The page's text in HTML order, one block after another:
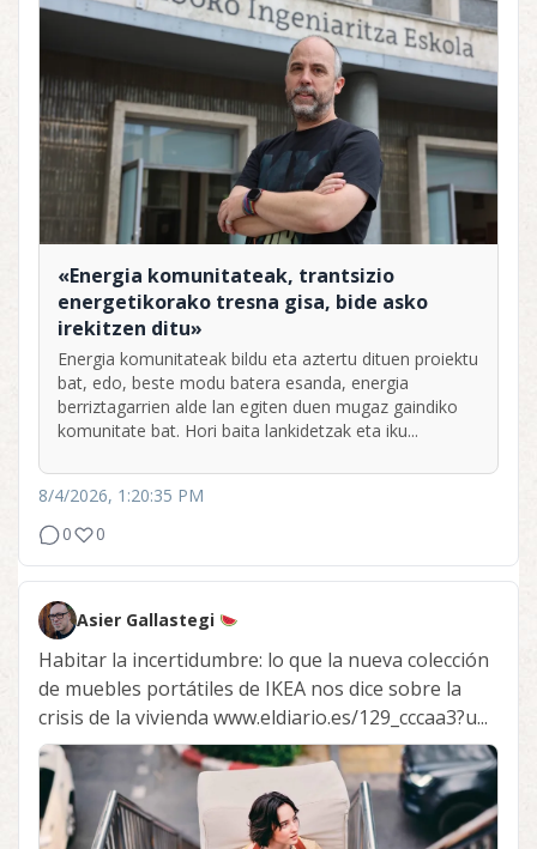
«Energia komunitateak, trantsizio
energetikorako tresna gisa, bide asko
irekitzen ditu»
Energia komunitateak bildu eta aztertu dituen proiektu
bat, edo, beste modu batera esanda, energia
berriztagarrien alde lan egiten duen mugaz gaindiko
komunitate bat. Hori baita lankidetzak eta iku...
8/4/2026, 1:20:35 PM
0
0
Asier Gallastegi
Habitar la incertidumbre: lo que la nueva colección
de muebles portátiles de IKEA nos dice sobre la
crisis de la vivienda www.eldiario.es/129_cccaa3?u...